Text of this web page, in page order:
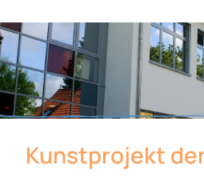
Kunstprojekt